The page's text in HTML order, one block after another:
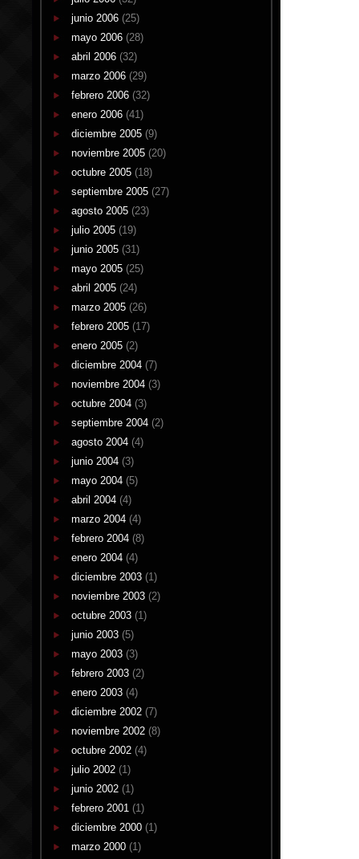
junio 2006 (25)
mayo 2006 (28)
abril 2006 (32)
marzo 2006 (29)
febrero 2006 (32)
enero 2006 (41)
diciembre 2005 (9)
noviembre 2005 (20)
octubre 2005 (18)
septiembre 2005 (27)
agosto 2005 (23)
julio 2005 (19)
junio 2005 (31)
mayo 2005 (25)
abril 2005 (24)
marzo 2005 (26)
febrero 2005 (17)
enero 2005 (2)
diciembre 2004 (7)
noviembre 2004 (3)
octubre 2004 (3)
septiembre 2004 (2)
agosto 2004 (4)
junio 2004 (3)
mayo 2004 (5)
abril 2004 (4)
marzo 2004 (4)
febrero 2004 (8)
enero 2004 (4)
diciembre 2003 (1)
noviembre 2003 (2)
octubre 2003 (1)
junio 2003 (5)
mayo 2003 (3)
febrero 2003 (2)
enero 2003 (4)
diciembre 2002 (7)
noviembre 2002 (8)
octubre 2002 (4)
julio 2002 (1)
junio 2002 (1)
febrero 2001 (1)
diciembre 2000 (1)
marzo 2000 (1)